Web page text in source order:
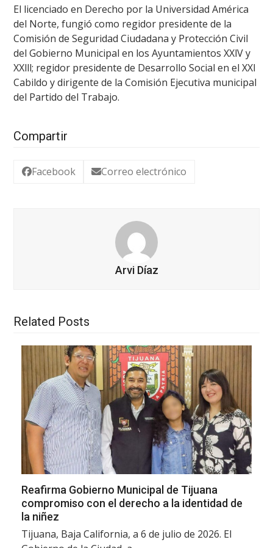
El licenciado en Derecho por la Universidad América
del Norte, fungió como regidor presidente de la
Comisión de Seguridad Ciudadana y Protección Civil
del Gobierno Municipal en los Ayuntamientos XXlV y
XXlll; regidor presidente de Desarrollo Social en el XXl
Cabildo y dirigente de la Comisión Ejecutiva municipal
del Partido del Trabajo.
Compartir
Facebook Correo electrónico
Arvi Díaz
Related Posts
Reafirma Gobierno Municipal de Tijuana
compromiso con el derecho a la identidad de
la niñez
Tijuana, Baja California, a 6 de julio de 2026. El